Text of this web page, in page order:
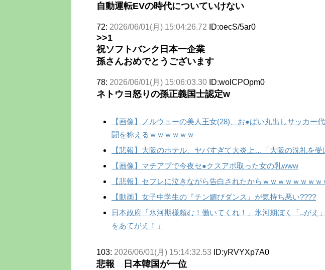
自動運転EVの時代についていけない
72: 2026/06/01(月) 15:04:26.72 ID:oecS/5ar0
>>1
祝ソフトバンク日本一企業
孫さんおめでとうございます
78: 2026/06/01(月) 15:06:03.30 ID:wolCPOpm0
ネトウヨ怒りの孫正義国士認定w
【画像】ノルウェーの美人王女(28)、お●ぱい丸出しサッカー
闘を称えるｗｗｗｗｗｗ
【悲報】大阪のホテル、ヤバすぎて大炎上…「大阪の洗礼を受
【画像】マチアプで今夜セ●クスアポ取った女の乳www
【悲報】セフレに泣きながら告白されたからｗｗｗｗｗｗｗ
【動画】女子中学生の『チン媚びダンス』が気持ち悪い????
日本政府「氷河期様頼む！働いてくれ！」氷河期ぼく「..がえ
をあてがえ！」
103: 2026/06/01(月) 15:14:32.53 ID:yRVYXp7A0
悲報 日本韓国が一位